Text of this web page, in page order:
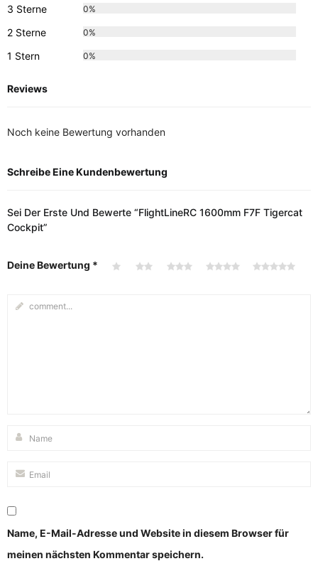
3 Sterne 0%
2 Sterne 0%
1 Stern 0%
Reviews
Noch keine Bewertung vorhanden
Schreibe Eine Kundenbewertung
Sei Der Erste Und Bewerte “FlightLineRC 1600mm F7F Tigercat
Cockpit”
Deine Bewertung *
Name, E-Mail-Adresse und Website in diesem Browser für
meinen nächsten Kommentar speichern.